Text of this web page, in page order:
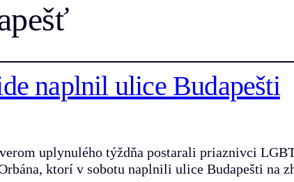
naplnil ulice Budapešti
uplynulého týždňa postarali priaznivci
ktorí v sobotu naplnili ulice Budapešti na